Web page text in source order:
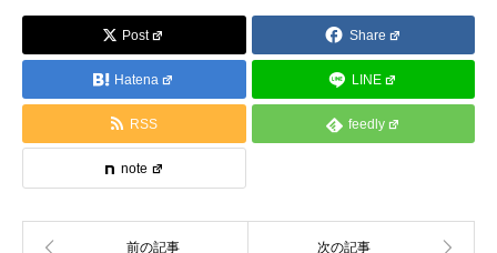
Post Share
Hatena LINE
RSS feedly
note